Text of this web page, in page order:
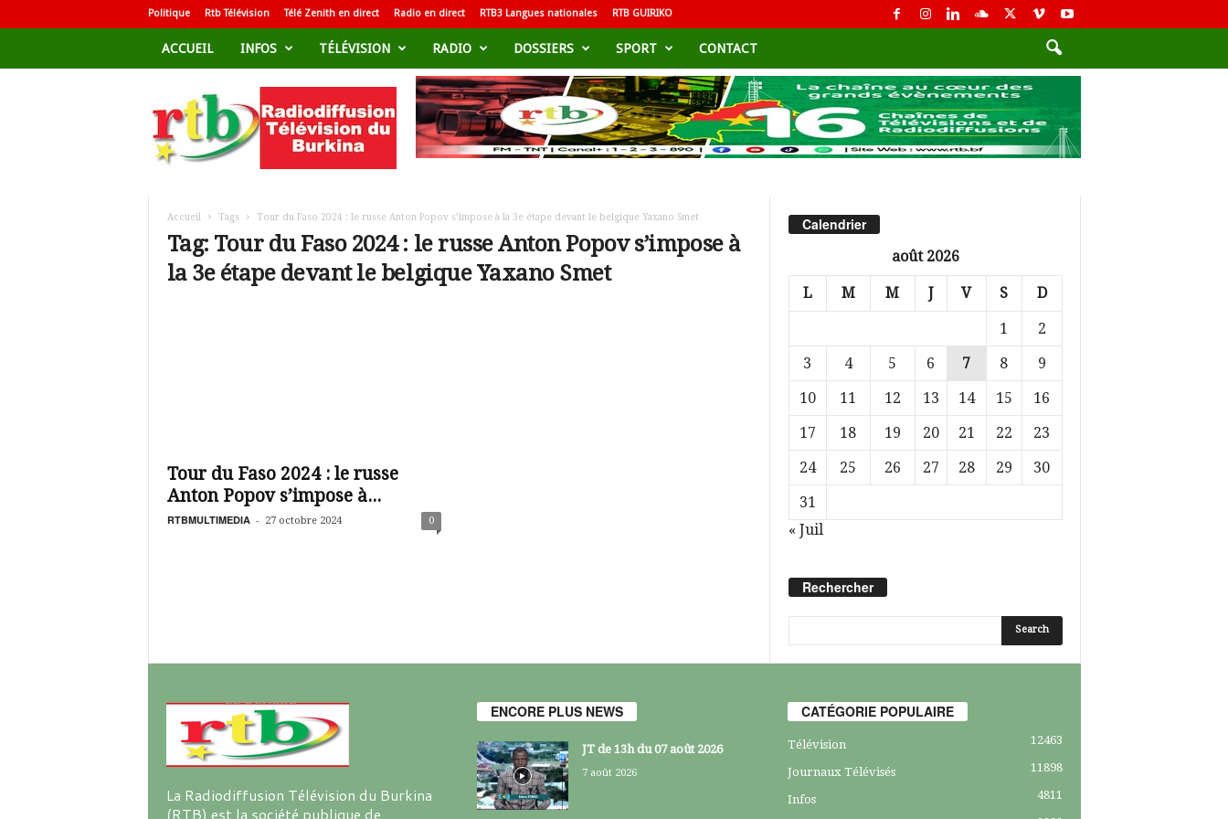
Politique Rtb Télévision Télé Zenith en direct Radio en direct RTB3 Langues nationales RTB GUIRIKO
ACCUEIL INFOS TÉLÉVISION RADIO DOSSIERS SPORT CONTACT
d
i
i
Accueil Tags Tour du Faso 2024 : le russe Anton Popov s’impose à la 3e étape devant le belgique Yaxano Smet
Tag: Tour du Faso 2024 : le russe Anton Popov s’impose à
la 3e étape devant le belgique Yaxano Smet
Tour du Faso 2024 : le russe
Anton Popov s’impose à...
RTBMULTIMEDIA - 27 octobre 2024 0
Calendrier
août 2026
L M M J V S D
1
2
3
4 5 6 7 8
9
10
11 12 13 14 15
16
17
18 19 20 21 22
23
24
25 26 27 28 29
30
31
« Juil
Rechercher
La Radiodiffusion Télévision du Burkina
(RTB) est la société publique de
ENCORE PLUS NEWS
JT de 13h du 07 août 2026
7 août 2026
CATÉGORIE POPULAIRE
Télévision 12463
Journaux Télévisés 11898
Infos
4811